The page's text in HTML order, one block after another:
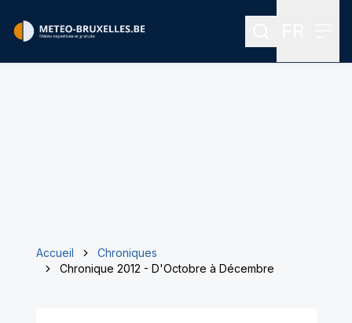
Rechercher
Accueil
Chroniques
Chronique 2012 - D'Octobre à Décembre